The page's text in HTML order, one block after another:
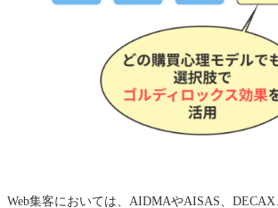
Web集客においては、AIDMAやAISAS、